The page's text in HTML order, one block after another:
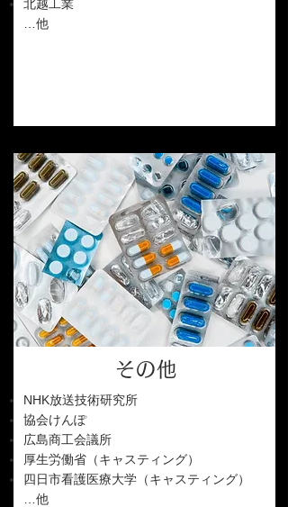
北越工業
…他
その他
NHK放送技術研究所
協会けんぽ
広島商工会議所
厚生労働省（キャスティング）
四日市看護医療大学（キャスティング）
…他